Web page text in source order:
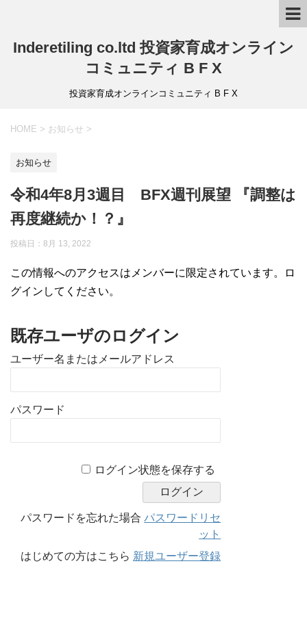
Inderetiling co.ltd 投資家育成オンライン
コミュニティ B F X
投資家育成オンラインコミュニティ B F X
HOME > お知らせ >
お知らせ
令和4年8月3週目 BFX週刊展望 『調整は
再度継続か！？』
投稿日：8月 13, 2022
この情報へのアクセスはメンバーに限定されています。ロ
グインしてください。
既存ユーザのログイン
ユーザー名またはメールアドレス
パスワード
ログイン状態を保存する
パスワードを忘れた場合パスワードリセ
ット
はじめての方はこちら 新規ユーザー登録